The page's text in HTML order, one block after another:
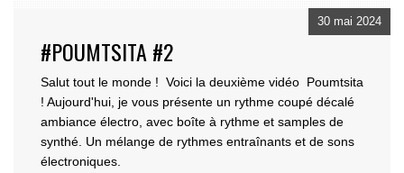
#POUMTSITA #2
30 mai 2024
Salut tout le monde ! Voici la deuxième vidéo Poumtsita
! Aujourd'hui, je vous présente un rythme coupé décalé
ambiance électro, avec boîte à rythme et samples de
synthé. Un mélange de rythmes entraînants et de sons
électroniques.